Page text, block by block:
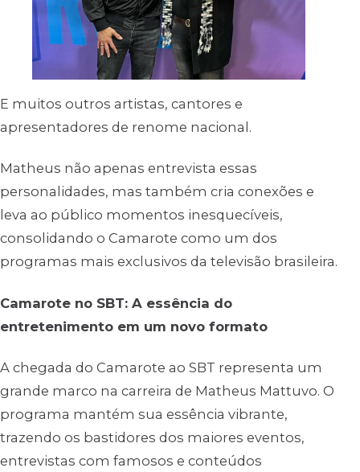
E muitos outros artistas, cantores e
apresentadores de renome nacional.
Matheus não apenas entrevista essas
personalidades, mas também cria conexões e
leva ao público momentos inesquecíveis,
consolidando o Camarote como um dos
programas mais exclusivos da televisão brasileira.
Camarote no SBT: A essência do
entretenimento em um novo formato
A chegada do Camarote ao SBT representa um
grande marco na carreira de Matheus Mattuvo. O
programa mantém sua essência vibrante,
trazendo os bastidores dos maiores eventos,
entrevistas com famosos e conteúdos